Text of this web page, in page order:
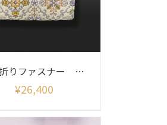
二つ折りファスナー シルクロード
¥26,400